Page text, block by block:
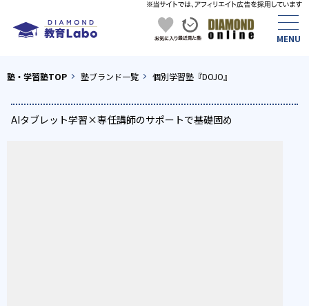
塾・学習塾TOP 塾ブランド一覧 個別学習塾『DOJO』
AIタブレット学習×専任講師のサポートで基礎固め